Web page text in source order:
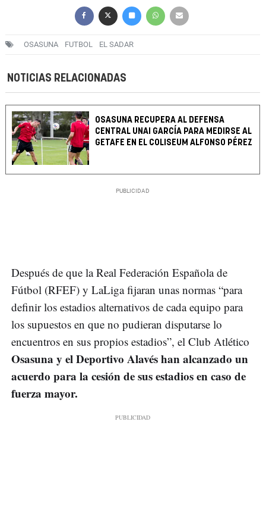
OSASUNA FUTBOL EL SADAR
NOTICIAS RELACIONADAS
OSASUNA RECUPERA AL DEFENSA
CENTRAL UNAI GARCÍA PARA MEDIRSE AL
GETAFE EN EL COLISEUM ALFONSO PÉREZ
Después de que la Real Federación Española de
Fútbol (RFEF) y LaLiga fijaran unas normas “para
definir los estadios alternativos de cada equipo para
los supuestos en que no pudieran disputarse lo
encuentros en sus propios estadios”, el Club Atlético
Osasuna y el Deportivo Alavés han alcanzado un
acuerdo para la cesión de sus estadios en caso de
fuerza mayor.